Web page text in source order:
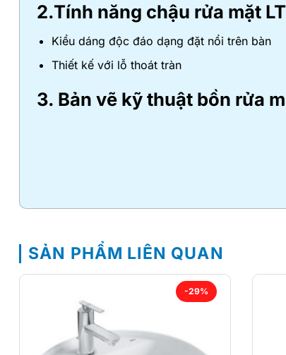
2.Tính năng chậu rửa mặt
Kiểu dáng độc đáo dạng đặt nổi trên bàn
Thiết kế với lỗ thoát tràn
3. Bản vẽ kỹ thuật bồn rửa
SẢN PHẨM LIÊN QUAN
-29%